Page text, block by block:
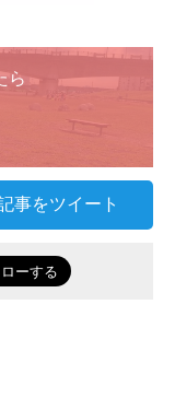
ら
事をツイート